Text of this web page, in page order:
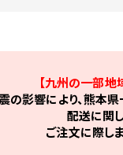
【九州の一部地
影響により、熊本
配送に関
ご注文に際し